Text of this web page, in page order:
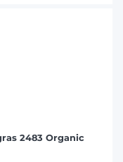
2483 Organic